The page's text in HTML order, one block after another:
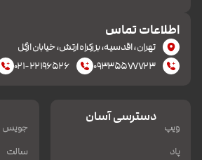
اطلاعات تماس
تهران، اقدسیه، بزرکراه ارتش، خیابان ازگل
۰۹۳۳۵۵۷۷۷۲۳
۰۲۱-۲۲۱۹۶۵۲۶
دسترسی آسان
ویپ
پاد
جویس
سالت